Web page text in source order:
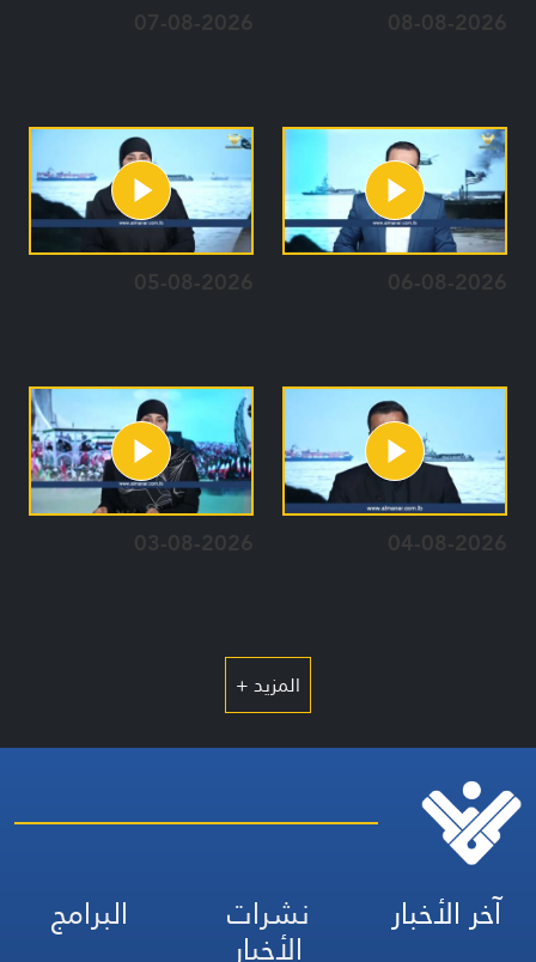
08-08-2026
07-08-2026
06-08-2026
05-08-2026
04-08-2026
03-08-2026
المزيد +
آخر الأخبار نشرات
الأخبار
البرامج